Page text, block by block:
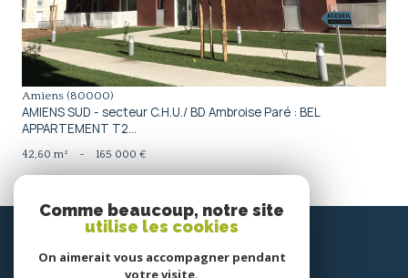
Amiens (80000)
AMIENS SUD - secteur C.H.U./ BD Ambroise Paré : BEL
APPARTEMENT T2...
42,60 m² - 165 000 €
SE
Comme beaucoup, notre site
utilise les cookies
On aimerait vous accompagner pendant
votre visite.